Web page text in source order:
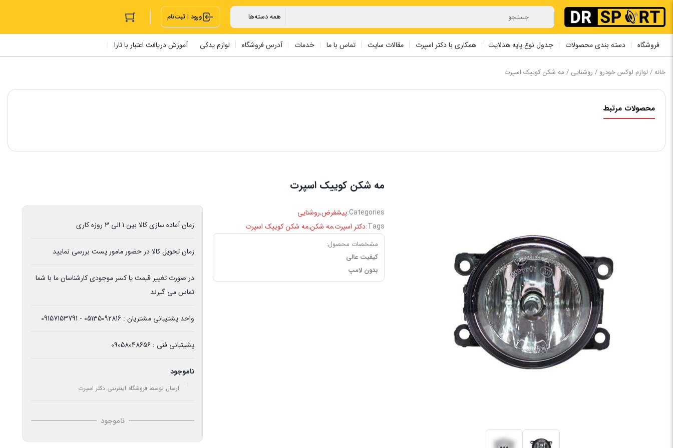
ورود | ثبت‌نام
فروشگاه دسته بندی محصولات جدول نوع پایه هدلایت همکاری با دکتر اسپرت مقالات سایت تماس با ما خدمات آدرس فروشگاه لوازم یدکی آموزش دریافت اعتبار با تارا
خانه/ لوازم لوکس خودرو / روشنایی / ‏مه شکن ‏کوییک اسپرت
محصولات مرتبط
‏مه شکن ‏کوییک اسپرت
Categories:پیشفرض,روشنایی
Tags: دکتر اسپرت,مه شکن,‏مه شکن ‏کوییک اسپرت
مشخصات محصول:
کیفیت عالی
بدون لامپ
زمان آماده سازی کالا بین 1 الی 3 روزه کاری
زمان تحویل کالا در حضور مامور پست بررسی نمایید
در صورت تغییر قیمت یا کسر موجودی کارشناسان ما با شما
تماس می گیرند
واحد پشتیبانی مشتریان : 05135092816 - 09157153791
پشیتبانی فنی : 09058048656
ناموجود
ارسال توسط فروشگاه اینترنتی دکتر اسپرت
ناموجود